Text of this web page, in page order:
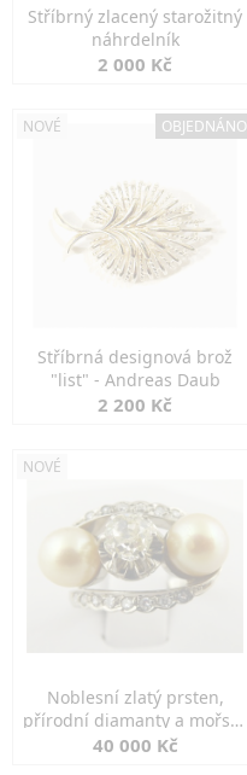
Stříbrný zlacený starožitný
náhrdelník
2 000 Kč
NOVÉ OBJEDNÁNO
Stříbrná designová brož
"list" - Andreas Daub
2 200 Kč
NOVÉ
Noblesní zlatý prsten,
přírodní diamanty a mořské
perly
40 000 Kč